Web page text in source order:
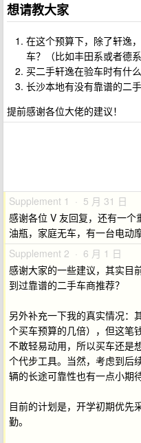
想请教大家
在这个预算下，除了轩逸
车？（比如丰田系或者德系
买二手轩逸在验车时有什
长沙本地有没有靠谱的二
提前感谢各位大佬的建议！
Supplement 1 · 5 月 31 日
感谢各位 V 友回复，还有一
油瓶，家庭无车，有一台电动
Supplement 2 · 6 月 1 日
感谢大家的一些建议，其实目
到过靠谱的二手车商推荐？
另外补充一下我的真实情况：
个买车预算的几倍），但这笔
不敢轻易动用，所以买车还是
个代步工具。当然，考虑到后
辆的长途可靠性也有一点小期待
目前的计划是，开学初期优先
勤。